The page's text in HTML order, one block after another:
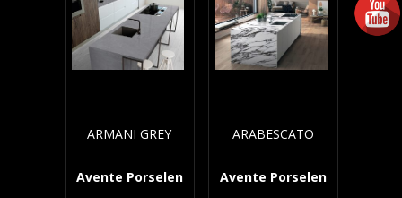
ARMANI GREY
Avente Porselen
ARABESCATO
Avente Porselen